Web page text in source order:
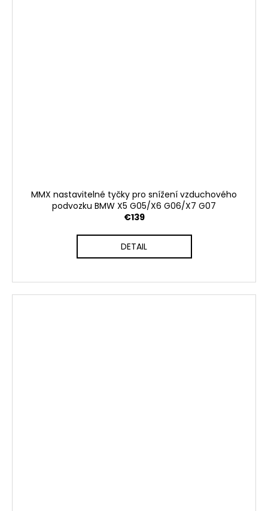
MMX nastavitelné tyčky pro snížení vzduchového
podvozku BMW X5 G05/X6 G06/X7 G07
€139
DETAIL